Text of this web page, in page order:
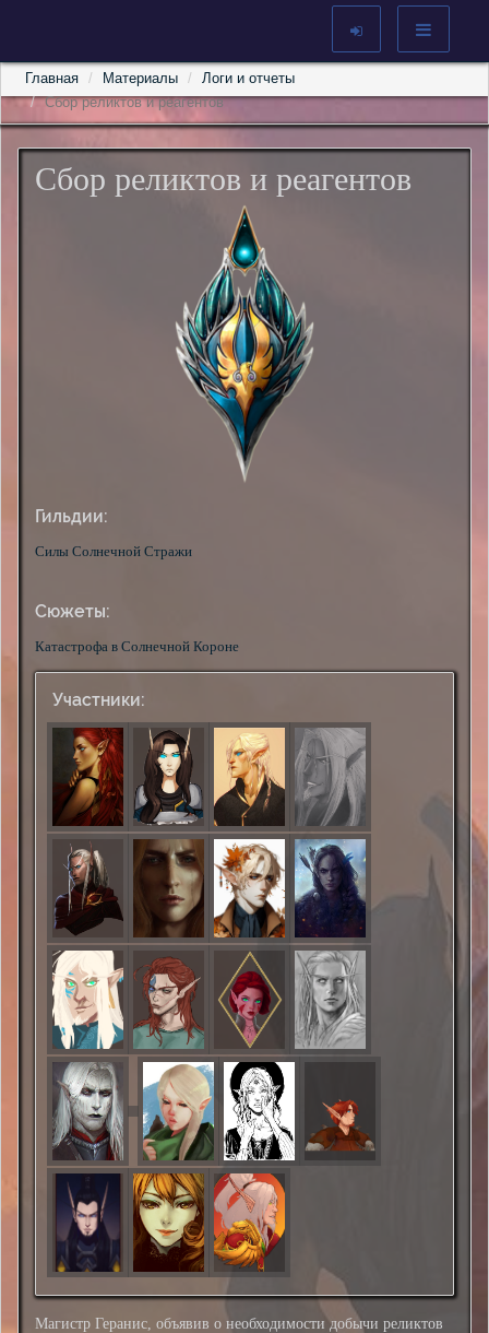
Главная Материалы
Логи и отчеты
Сбор реликтов и реагентов
Сбор реликтов и реагентов
Гильдии:
Силы Солнечной Стражи
Сюжеты:
Катастрофа в Солнечной Короне
Участники:
Магистр Геранис, объявив о необходимости добычи реликтов